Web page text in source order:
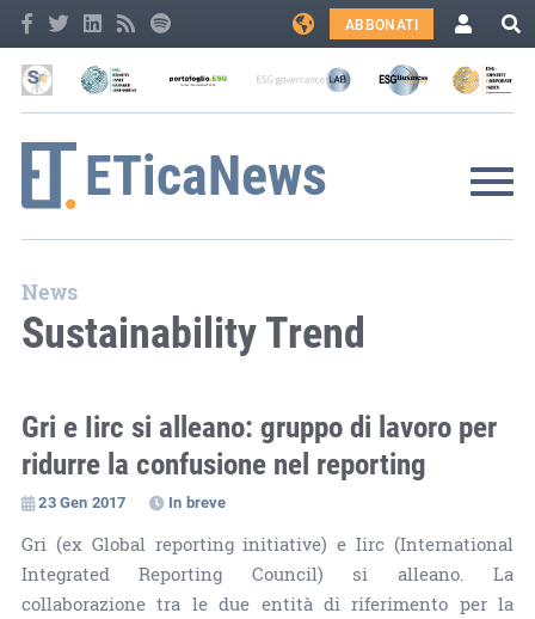
ABBONATI
News
Sustainability Trend
Gri e Iirc si alleano: gruppo di lavoro per
ridurre la confusione nel reporting
23 Gen 2017 In breve
Gri (ex Global reporting initiative) e Iirc (International
Integrated Reporting Council) si alleano. La
collaborazione tra le due entità di riferimento per la